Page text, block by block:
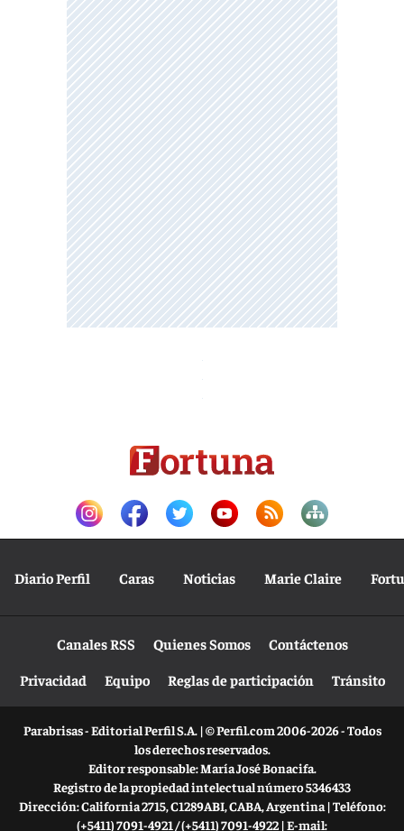
Diario Perfil Caras Noticias Marie Claire
Canales RSS Quienes Somos
Contáctenos
Privacidad
Equipo Reglas de participación Tránsito
Parabrisas - Editorial Perfil S.A.| © Perfil.com 2006-2026 - Todos
los derechos reservados.
Editor responsable: María José Bonacifa.
Registro de la propiedad intelectual número 5346433
Dirección:California 2715,C1289ABI,CABA, Argentina| Teléfono:
(+5411) 7091-4921/(+5411) 7091-4922 | E-mail: